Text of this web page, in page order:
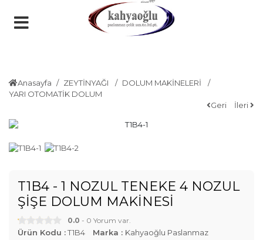
Anasayfa ZEYTİNYAĞI
DOLUM MAKİNELERİ
YARI OTOMATİK DOLUM
Geri
İleri
T1B4 - 1 NOZUL TENEKE 4 NOZUL
ŞİŞE DOLUM MAKİNESİ
0.0 - 0 Yorum var.
Ürün Kodu :T1B4 Marka : Kahyaoğlu Paslanmaz